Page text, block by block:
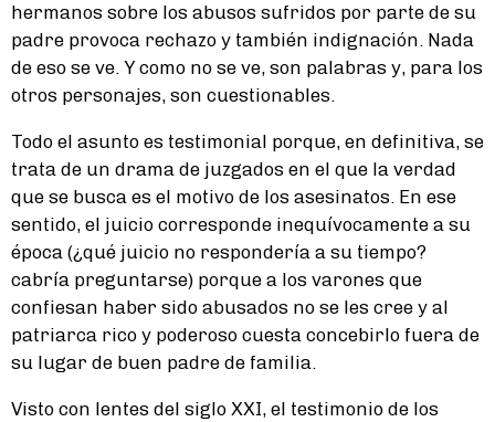
hermanos sobre los abusos sufridos por parte de su
padre provoca rechazo y también indignación. Nada
de eso se ve. Y como no se ve, son palabras y, para los
otros personajes, son cuestionables.
Todo el asunto es testimonial porque, en definitiva, se
trata de un drama de juzgados en el que la verdad
que se busca es el motivo de los asesinatos. En ese
sentido, el juicio corresponde inequívocamente a su
época (¿qué juicio no respondería a su tiempo?
cabría preguntarse) porque a los varones que
confiesan haber sido abusados no se les cree y al
patriarca rico y poderoso cuesta concebirlo fuera de
su lugar de buen padre de familia.
Visto con lentes del siglo XXI, el testimonio de los